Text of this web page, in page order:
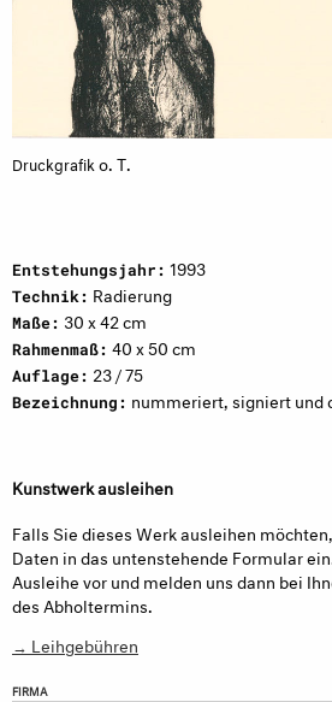
Druckgrafik o. T.
Entstehungsjahr: 1993
Technik: Radierung
Maße: 30 x 42 cm
Rahmenmaß: 40 x 50 cm
Auflage: 23 / 75
Bezeichnung: nummeriert, signiert und
Kunstwerk ausleihen
Falls Sie dieses Werk ausleihen
Daten in das untenstehende Formular
Ausleihe vor und melden uns dann bei
des Abholtermins.
→ Leihgebühren
FIRMA